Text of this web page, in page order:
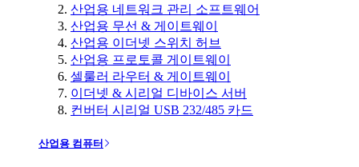
산업용 네트워크 관리 소프트웨어
산업용 무선 & 게이트웨이
산업용 이더넷 스위치 허브
산업용 프로토콜 게이트웨이
셀룰러 라우터 & 게이트웨이
이더넷 & 시리얼 디바이스 서버
컨버터 시리얼 USB 232/485 카드
산업용 컴퓨터